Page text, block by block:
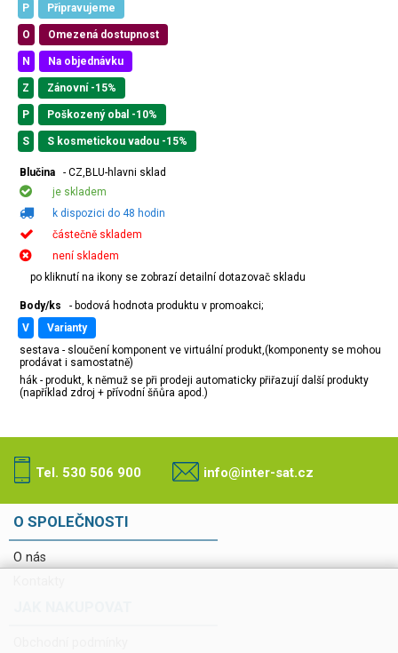
P Připravujeme
O Omezená dostupnost
N Na objednávku
Z Zánovní -15%
P Poškozený obal -10%
S S kosmetickou vadou -15%
Blučina
- CZ,BLU-hlavni sklad
je skladem
k dispozici do 48 hodin
částečně skladem
není skladem
po kliknutí na ikony se zobrazí detailní dotazovač skladu
Body/ks
- bodová hodnota produktu v promoakci;
v
varianty
sestava - sloučení komponent ve virtuální produkt,(komponenty se mohou
prodávat i samostatně)
hák - produkt, k němuž se při prodeji automaticky přiřazují další produkty
(například zdroj + přívodní šňůra apod.)
Tel. 530 506 900 info@inter-sat.cz
O SPOLEČNOSTI
O nás